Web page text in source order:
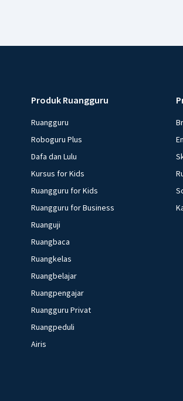
Produk Ruangguru
Ruangguru
Roboguru Plus
Dafa dan Lulu
Kursus for Kids
Ruangguru for Kids
Ruangguru for Business
Ruanguji
Ruangbaca
Ruangkelas
Ruangbelajar
Ruangpengajar
Ruangguru Privat
Ruangpeduli
Airis